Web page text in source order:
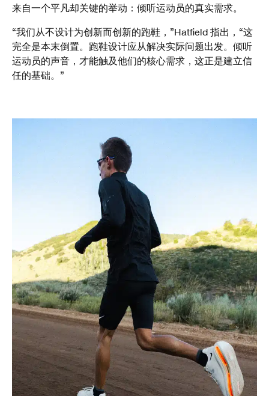
来自一个平凡却关键的举动：倾听运动员的真实需求。
“我们从不设计为创新而创新的跑鞋，”Hatfield 指出，“这
完全是本末倒置。跑鞋设计应从解决实际问题出发。倾听
运动员的声音，才能触及他们的核心需求，这正是建立信
任的基础。”